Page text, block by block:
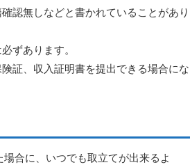
認無しなどと書かれていることがあり
ずあります。
証、収入証明書を提出できる場合にな
合に、いつでも取立てが出来るよ